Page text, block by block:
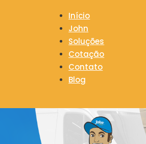
Início
John
Soluções
Cotação
Contato
Blog